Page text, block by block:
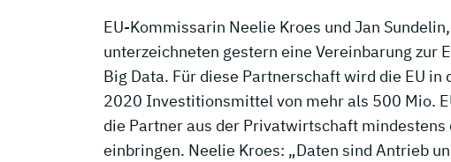
EU-Kommissarin Neelie Kroes und Jan
unterzeichneten gestern eine Vereinbarung
Big Data. Für diese Partnerschaft wird die EU
2020 Investitionsmittel von mehr als 500 Mio.
die Partner aus der Privatwirtschaft
einbringen. Neelie Kroes: „Daten sind Antrieb